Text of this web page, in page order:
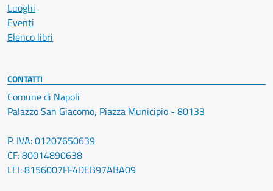
Luoghi
Eventi
Elenco libri
CONTATTI
Comune di Napoli
Palazzo San Giacomo, Piazza Municipio - 80133
P. IVA: 01207650639
CF: 80014890638
LEI: 8156007FF4DEB97ABA09